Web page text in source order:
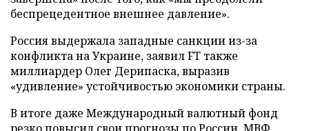
беспрецедентное внешнее давление».
Россия выдержала западные санкции из-за
конфликта на Украине, заявил FT также
миллиардер Олег Дерипаска, выразив
«удивление» устойчивостью экономики страны.
В итоге даже Международный валютный фонд